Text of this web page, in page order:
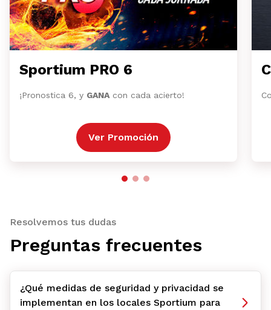
Sportium PRO 6
¡Pronostica 6, y GANA con cada acierto!
Ver Promoción
Resolvemos tus dudas
Preguntas frecuentes
¿Qué medidas de seguridad y privacidad se
implementan en los locales Sportium para